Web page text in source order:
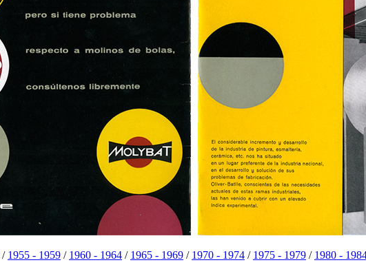
/ 1955 - 1959 / 1960 - 1964 / 1965 - 1969 / 1970 - 1974 / 1975 - 1979 / 1980 -